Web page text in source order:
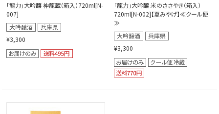
「龍力」大吟釀 神龍蔵（箱入）720ml[N-
007]
¥3,300
「龍力」大吟釀 米のささやき（箱入）
720ml[N-002]【夏みやげ】≪クール便
≫
¥3,300